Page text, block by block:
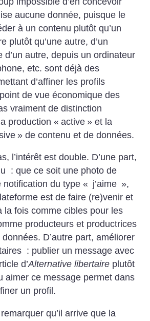
aucune donnée, puisque le
à un contenu plutôt qu’un
plutôt qu’une autre, d’un
d’un autre, depuis un ordinateur
etc. sont déjà des
d’affiner les profils
de vue économique des
vraiment de distinction
production « active » et la
» de contenu et de données.
l’intérêt est double. D’une part,
: que ce soit une photo de
notification du type « j’aime »,
est de faire (re)venir et
la fois comme cibles pour les
producteurs et productrices
D’autre part, améliorer
: publier un message avec
d’Alternative libertaire plutôt
aimer ce message permet dans
un profil.
qu’il arrive que la